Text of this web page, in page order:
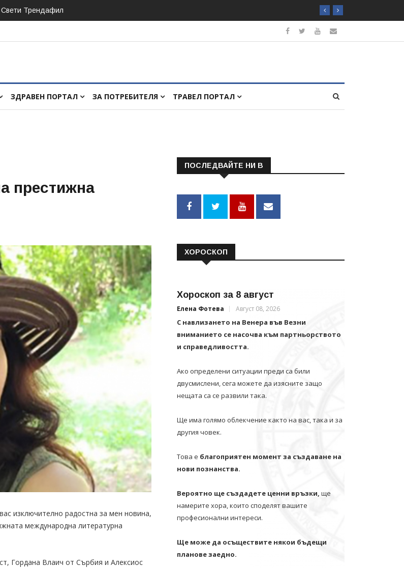
Свети Трендафил
ЗДРАВЕН ПОРТАЛ ЗА ПОТРЕБИТЕЛЯ ТРАВЕЛ ПОРТАЛ
престижна
изключително радостна за мен новина,
международна литературна
Гордана Влаич от Сърбия и Алексиос
ПОСЛЕДВАЙТЕ НИ В
ХОРОСКОП
Хороскоп за 8 август
Елена Фотева Август 08, 2026
С навлизането на Венера във Везни
вниманието се насочва към партньорството
и справедливостта.
Ако определени ситуации преди са били
двусмислени, сега можете да изясните защо
нещата са се развили така.
Ще има голямо облекчение както на вас, така и за
другия човек.
Това е благоприятен момент за създаване на
нови познанства.
Вероятно ще създадете ценни връзки, ще
намерите хора, които споделят вашите
професионални интереси.
Ще може да осъществите някои бъдещи
планове заедно.